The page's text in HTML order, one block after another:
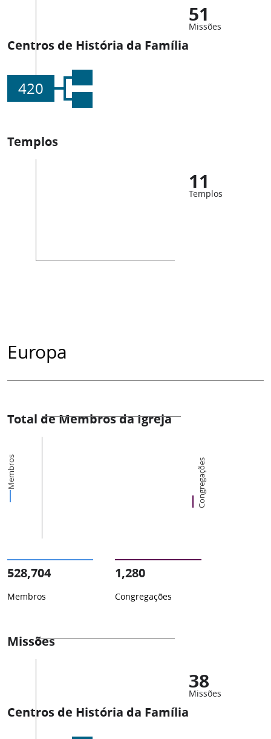
51
Missões
Centros de História da Família
420
Templos
11
Templos
Europa
Total de Membros da Igreja
Membros Congregações
528,704
Membros
1,280
Congregações
Missões
38
Missões
Centros de História da Família